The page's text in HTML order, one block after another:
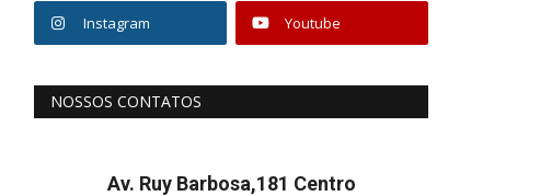
Instagram Youtube
NOSSOS CONTATOS
Av. Ruy Barbosa,181 Centro